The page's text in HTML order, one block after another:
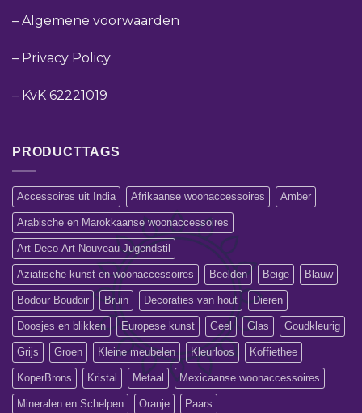
– Algemene voorwaarden
– Privacy Policy
– KvK 62221019
PRODUCTTAGS
Accessoires uit India Afrikaanse woonaccessoires Amber
Arabische en Marokkaanse woonaccessoires
Art Deco-Art Nouveau-Jugendstil
Aziatische kunst en woonaccessoires Beelden Beige Blauw
Bodour Boudoir Bruin Decoraties van hout Dieren
Doosjes en blikken Europese kunst Geel Glas Goudkleurig
Grijs Groen Kleine meubelen Kleurloos Koffiethee
KoperBrons Kristal Metaal Mexicaanse woonaccessoires
Mineralen en Schelpen Oranje Paars